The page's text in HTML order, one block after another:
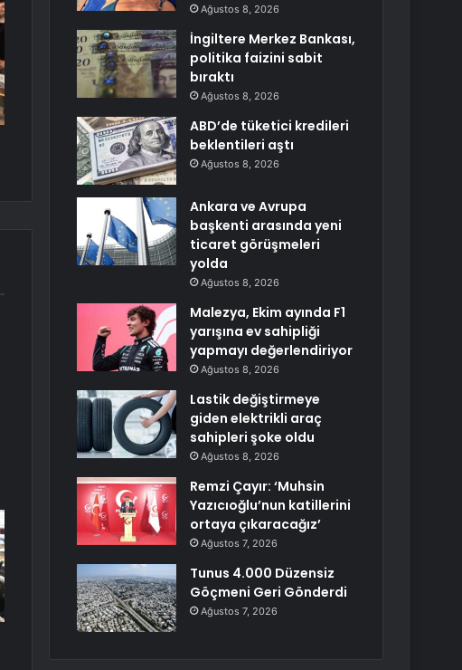
Ağustos 8, 2026
İngiltere Merkez Bankası,
politika faizini sabit
bıraktı
Ağustos 8, 2026
ABD’de tüketici kredileri
beklentileri aştı
Ağustos 8, 2026
Ankara ve Avrupa
başkenti arasında yeni
ticaret görüşmeleri
yolda
Ağustos 8, 2026
Malezya, Ekim ayında F1
yarışına ev sahipliği
yapmayı değerlendiriyor
Ağustos 8, 2026
Lastik değiştirmeye
giden elektrikli araç
sahipleri şoke oldu
Ağustos 8, 2026
Remzi Çayır: ‘Muhsin
Yazıcıoğlu’nun katillerini
ortaya çıkaracağız’
Ağustos 7, 2026
Tunus 4.000 Düzensiz
Göçmeni Geri Gönderdi
Ağustos 7, 2026